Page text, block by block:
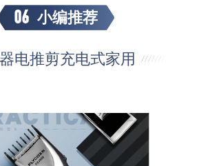
06 小编推荐
电推剪充电式家用